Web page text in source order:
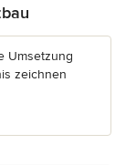
Umsetzung
zeichnen